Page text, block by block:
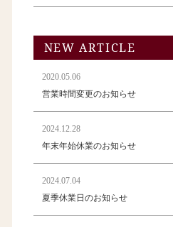
NEW ARTICLE
2020.05.06
営業時間変更のお知らせ
2024.12.28
年末年始休業のお知らせ
2024.07.04
夏季休業日のお知らせ